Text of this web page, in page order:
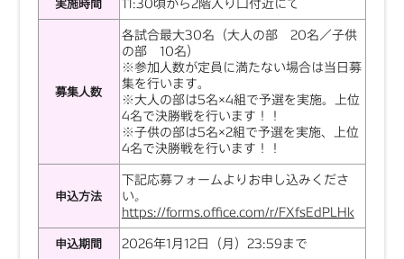
募集人数
各試合最大30名（大人の部 20名／子供
の部 10名）
※参加人数が定員に満たない場合は当日募
集を行います。
※大人の部は5名×4組で予選を実施。上位
4名で決勝戦を行います！！
※子供の部は5名×2組で予選を実施、上位
4名で決勝戦を行います！！
申込方法
下記応募フォームよりお申し込みくださ
い。
https://forms.office.com/r/FXfsEdPLHk
申込期間 2026年1月12日（月）23:59まで